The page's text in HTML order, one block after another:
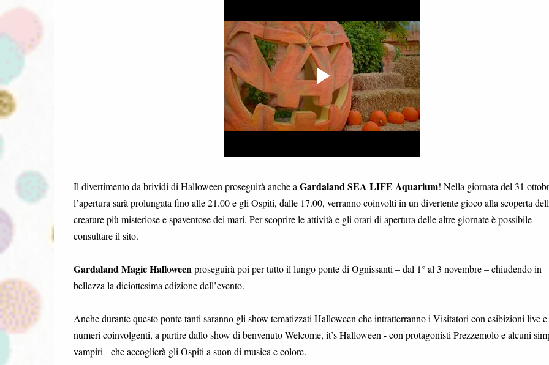
Il divertimento da brividi di Halloween proseguirà anche a Gardaland SEA LIFE Aquarium! Nella giornata del 31
l’apertura sarà prolungata fino alle 21.00 e gli Ospiti, dalle 17.00, verranno coinvolti in un divertente gioco alla scoperta
creature più misteriose e spaventose dei mari. Per scoprire le attività e gli orari di apertura delle altre giornate è possibile
consultare il sito.
Gardaland Magic Halloween proseguirà poi per tutto il lungo ponte di Ognissanti – dal 1° al 3 novembre – chiudendo in
bellezza la diciottesima edizione dell’evento.
Anche durante questo ponte tanti saranno gli show tematizzati Halloween che intratterranno i Visitatori con esibizioni live e
numeri coinvolgenti, a partire dallo show di benvenuto Welcome, it’s Halloween - con protagonisti Prezzemolo e alcuni
vampiri - che accoglierà gli Ospiti a suon di musica e colore.